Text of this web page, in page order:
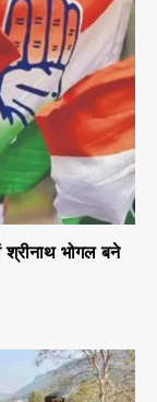
श्रीनाथ भोगल बने